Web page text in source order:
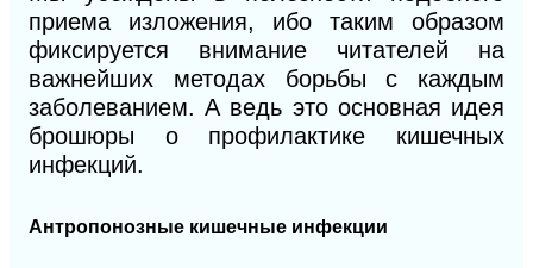
приема изложения, ибо таким образом
фиксируется внимание читателей на
важнейших методах борьбы с каждым
заболеванием. А ведь это основная идея
брошюры о профилактике кишечных
инфекций.
Антропонозные кишечные инфекции